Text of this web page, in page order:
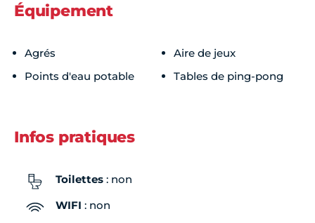
Samedi
09h00 - 23h59
Équipement
Agrés
Aire de jeux
Points d'eau potable
Tables de ping-pong
Infos pratiques
Toilettes : non
WIFI : non